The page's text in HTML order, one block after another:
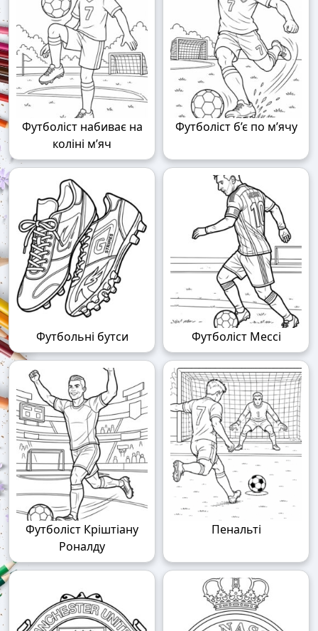
Футболіст набиває на
коліні м’яч
Футболіст б’є по м’ячу
Футбольні бутси Футболіст Мессі
Футболіст Кріштіану
Роналду
Пенальті